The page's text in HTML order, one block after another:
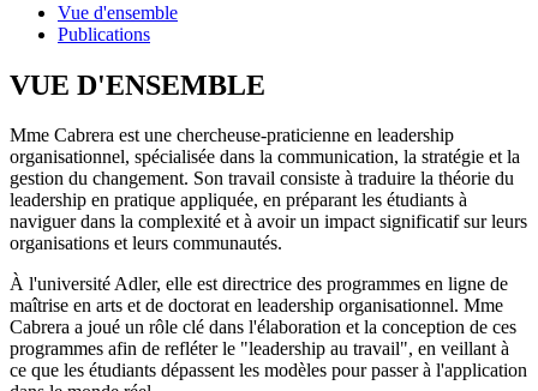
Vue d'ensemble
Publications
VUE D'ENSEMBLE
Mme Cabrera est une chercheuse-praticienne en leadership
organisationnel, spécialisée dans la communication, la stratégie et la
gestion du changement. Son travail consiste à traduire la théorie du
leadership en pratique appliquée, en préparant les étudiants à
naviguer dans la complexité et à avoir un impact significatif sur leurs
organisations et leurs communautés.
À l'université Adler, elle est directrice des programmes en ligne de
maîtrise en arts et de doctorat en leadership organisationnel. Mme
Cabrera a joué un rôle clé dans l'élaboration et la conception de ces
programmes afin de refléter le "leadership au travail", en veillant à
ce que les étudiants dépassent les modèles pour passer à l'application